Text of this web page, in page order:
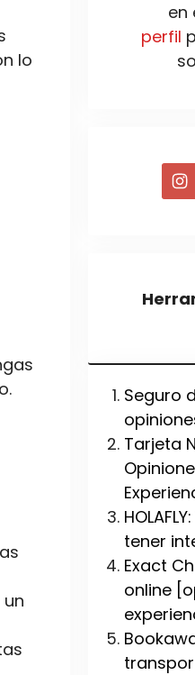
lo
en
perfil
Seguro
Tarjeta
tener
Exact
online